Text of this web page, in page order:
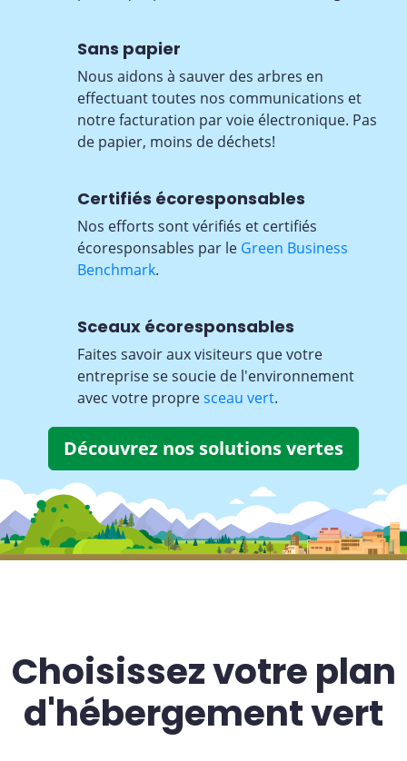
Sans papier
Nous aidons à sauver des arbres en
effectuant toutes nos communications et
notre facturation par voie électronique. Pas
de papier, moins de déchets!
Certifiés écoresponsables
Nos efforts sont vérifiés et certifiés
écoresponsables par le Green Business
Benchmark.
Sceaux écoresponsables
Faites savoir aux visiteurs que votre
entreprise se soucie de l'environnement
avec votre propresceau vert.
Découvrez nos solutions vertes
Choisissez votre plan
d'hébergement vert